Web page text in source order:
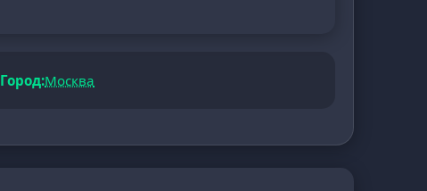
Город:Москва